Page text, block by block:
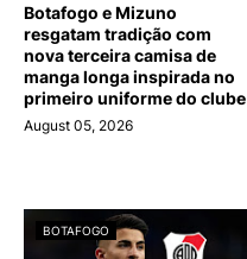
Botafogo e Mizuno
resgatam tradição com
nova terceira camisa de
manga longa inspirada no
primeiro uniforme do clube
August 05, 2026
BOTAFOGO